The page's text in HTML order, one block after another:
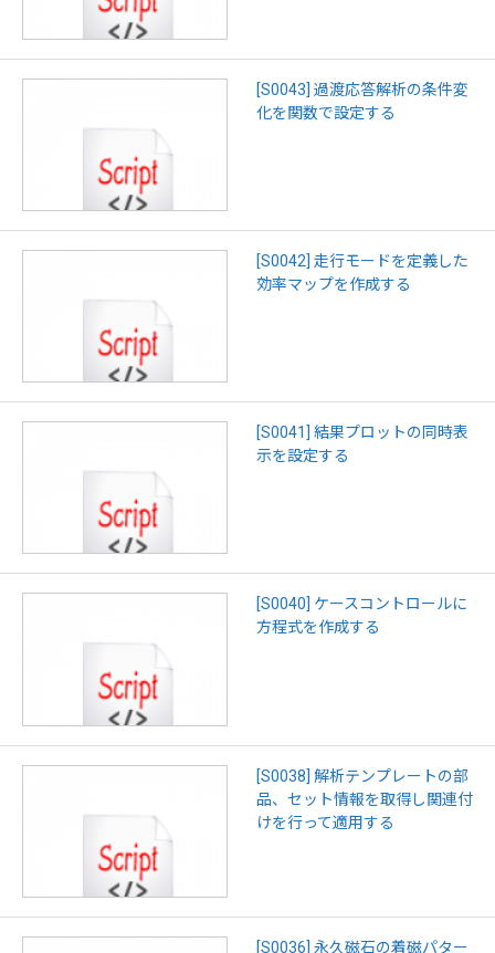
[S0043] 過渡応答解析の条件変
化を関数で設定する
[S0042] 走行モードを定義した
効率マップを作成する
[S0041] 結果プロットの同時表
示を設定する
[S0040] ケースコントロールに
方程式を作成する
[S0038] 解析テンプレートの部
品、セット情報を取得し関連付
けを行って適用する
[S0036] 永久磁石の着磁パター